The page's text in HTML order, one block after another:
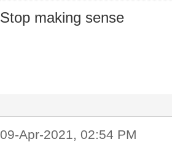
Stop making sense
09-Apr-2021, 02:54 PM